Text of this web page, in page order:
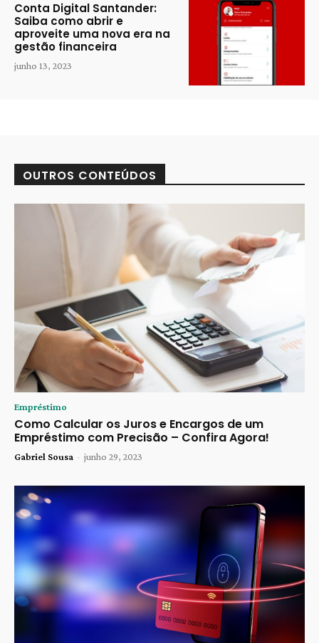
Conta Digital Santander:
Saiba como abrir e
aproveite uma nova era na
gestão financeira
junho 13, 2023
OUTROS CONTEÚDOS
Empréstimo
Como Calcular os Juros e Encargos de um
Empréstimo com Precisão – Confira Agora!
Gabriel Sousa - junho 29, 2023